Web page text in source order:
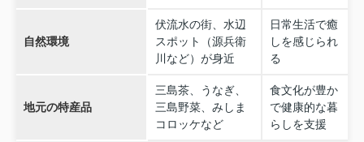
自然環境
伏流水の街、水辺
スポット（源兵衛
川など）が身近
日常生活で癒
しを感じられ
る
地元の特産品
三島茶、うなぎ、
三島野菜、みしま
コロッケなど
食文化が豊か
で健康的な暮
らしを支援